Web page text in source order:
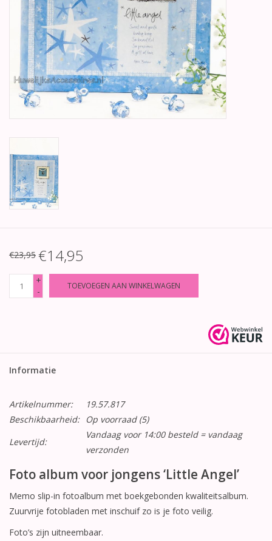
€23,95 €14,95
+
-
TOEVOEGEN AAN WINKELWAGEN
Informatie
Artikelnummer:
19.57.817
Beschikbaarheid:
Op voorraad(5)
Levertijd:
Vandaag voor 14:00 besteld = vandaag
verzonden
Foto album voor jongens ‘Little Angel’
Memo slip-in fotoalbum met boekgebonden kwaliteitsalbum.
Zuurvrije fotobladen met inschuif zo is je foto veilig.
Foto’s zijn uitneembaar.